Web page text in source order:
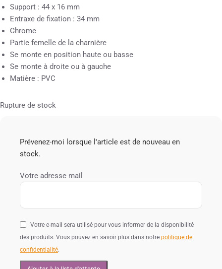
Support : 44 x 16 mm
Entraxe de fixation : 34 mm
Chrome
Partie femelle de la charnière
Se monte en position haute ou basse
Se monte à droite ou à gauche
Matière : PVC
Rupture de stock
Prévenez-moi lorsque l'article est de nouveau en
stock.
Votre adresse mail
Votre e-mail sera utilisé pour vous informer de la disponibilité
des produits. Vous pouvez en savoir plus dans notre politique de
confidentialité.